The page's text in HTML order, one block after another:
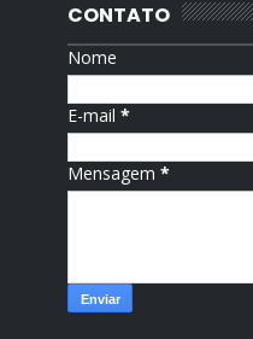
CONTATO
Nome
E-mail*
Mensagem*